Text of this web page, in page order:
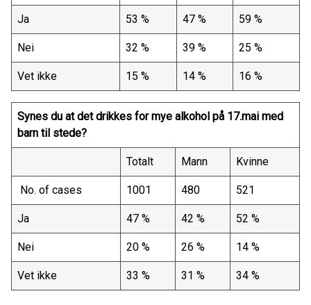
Ja 53 % 47 % 59 %
Nei 32 % 39 % 25 %
Vet ikke 15 % 14 % 16 %
Synes du at det drikkes for mye alkohol på 17.mai med
barn til stede?
Totalt Mann Kvinne
No. of cases 1001 480 521
Ja 47 % 42 % 52 %
Nei 20 % 26 % 14 %
Vet ikke 33 % 31 % 34 %